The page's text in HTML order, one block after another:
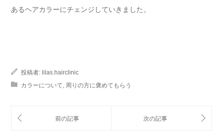
あるヘアカラーにチェンジしていきました。
投稿者: lilas.hairclinic
カラーについて 周りの方に褒めてもらう